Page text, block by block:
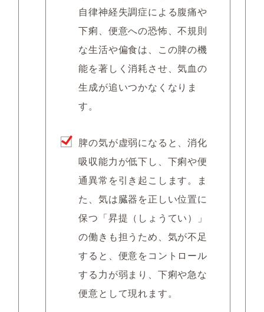
自律神経失調症による腹痛や
下痢、便意への恐怖、不規則
な生活や偏食は、この脾の機
能を著しく消耗させ、気血の
生成が追いつかなくなりま
す。
脾の気が虚弱になると、消化
吸収能力が低下し、下痢や便
通異常を引き起こします。ま
た、気は臓器を正しい位置に
保つ「昇提（しょうてい）」
の働きも担うため、気が不足
すると、便意をコントロール
する力が弱まり、下痢や急な
便意として現れます。